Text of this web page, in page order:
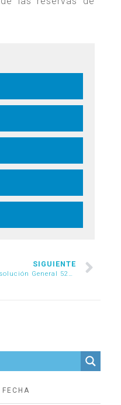
SIGUIENTE
Resolución General 5226/2022